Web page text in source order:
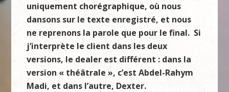
uniquement chorégraphique, où nous
dansons sur le texte enregistré, et nous
ne reprenons la parole que pour le final. Si
j’interprète le client dans les deux
versions, le dealer est différent : dans la
version « théâtrale », c’est Abdel-Rahym
Madi, et dans l’autre, Dexter.